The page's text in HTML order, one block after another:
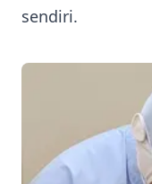
sendiri.